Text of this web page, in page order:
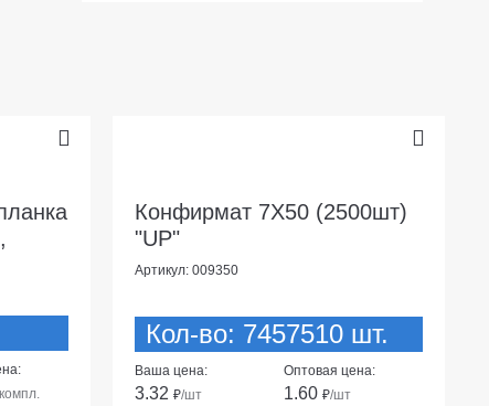
Конфирмат 7Х50 (2500шт)
"UP"
Артикул: 009350
Кол-во: 7457510 шт.
Ваша цена:
3.32 ₽/шт
Оптовая цена:
1.60₽/шт